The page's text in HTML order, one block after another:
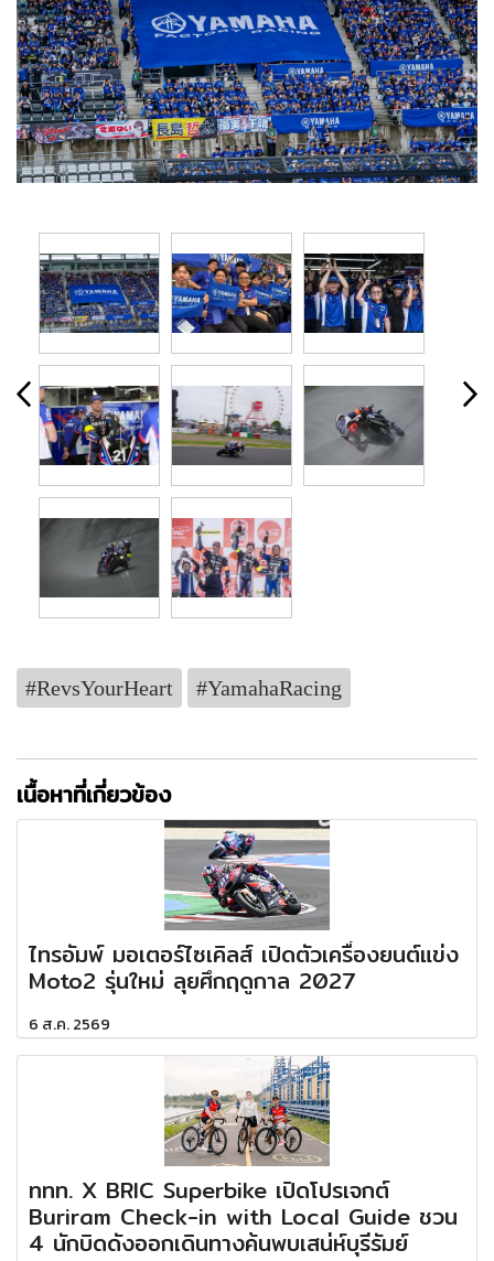
#RevsYourHeart #YamahaRacing
เนื้อหาที่เกี่ยวข้อง
ไทรอัมพ์ มอเตอร์ไซเคิลส์ เปิดตัวเครื่องยนต์แข่ง
Moto2 รุ่นใหม่ ลุยศึกฤดูกาล 2027
6 ส.ค. 2569
ททท. X BRIC Superbike เปิดโปรเจกต์
Buriram Check-in with Local Guide ชวน
4 นักบิดดังออกเดินทางค้นพบเสน่ห์บุรีรัมย์